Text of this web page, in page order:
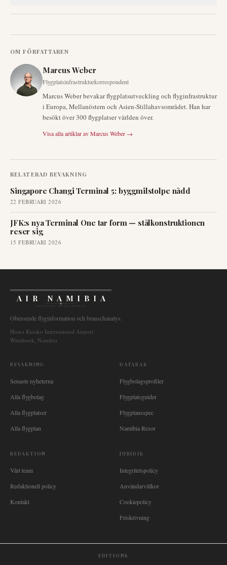
OM FÖRFATTAREN
Marcus Weber
Flygplatsinfrastrukturkorrespondent
Marcus Weber bevakar flygplatsutveckling och flyginfrastruktur
i Europa, Mellanöstern och Asien-Stillahavsområdet. Han har
besökt över 300 flygplatser världen över.
Visa alla artiklar avMarcus Weber →
RELATERAD BEVAKNING
Singapore Changi Terminal 5: byggmilstolpe nådd
22 FEBRUARI 2026
JFK:s nya Terminal One tar form — stålkonstruktionen
reser sig
15 FEBRUARI 2026
AIR NAMIBIA
AVIATION INTELLIGENCE
Oberoende flyginformation och branschanalys.
Hosea Kutako International Airport
Windhoek, Namibia
BEVAKNING
Senaste nyheterna
Alla flygbolag
Alla flygplatser
Alla flygplan
DATABAS
Flygbolagsprofiler
Flygplatsguider
Flygplansspec
Namibia Resor
REDAKTION
Vårt team
Redaktionell policy
Kontakt
JURIDIK
Integritetspolicy
Användarvillkor
Cookiepolicy
Friskrivning
EDITIONS